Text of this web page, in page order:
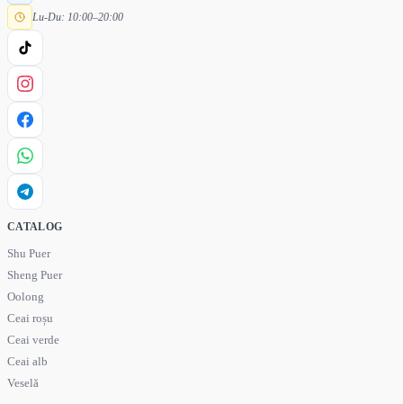
Lu-Du: 10:00–20:00
CATALOG
Shu Puer
Sheng Puer
Oolong
Ceai roșu
Ceai verde
Ceai alb
Veselă